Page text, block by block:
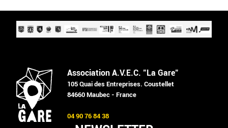
Association A.V.E.C. "La Gare"
105 Quai des Entreprises. Coustellet
84660 Maubec - France
04 90 76 84 38